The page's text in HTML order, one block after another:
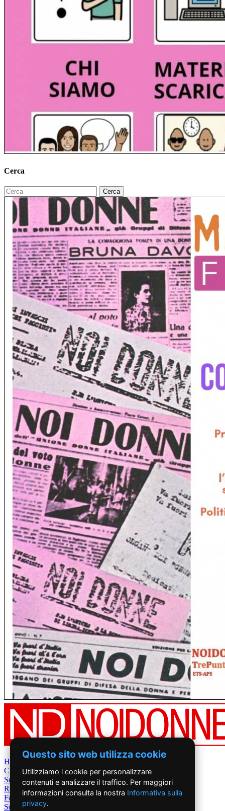
Cerca
Home
Chi Siamo
Settimanale
Rete News
Foto&Video
Sostienici
Questo sito web utilizza cookie
Utilizziamo i cookie per personalizzare
contenuti e analizzare il traffico. Per maggiori
informazioni consulta la nostra Informativa sulla
privacy.